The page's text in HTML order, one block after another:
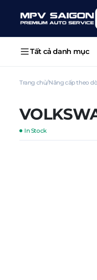
Tất cả danh mục
Trang chủ Nâng cấp theo
In Stock